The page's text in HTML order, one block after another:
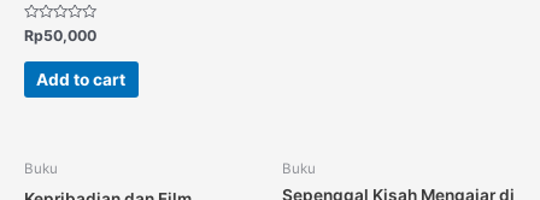
Rated
0
out
Rp50,000
Add to cart
Buku Buku
Sepenggal Kisah Mengajar di